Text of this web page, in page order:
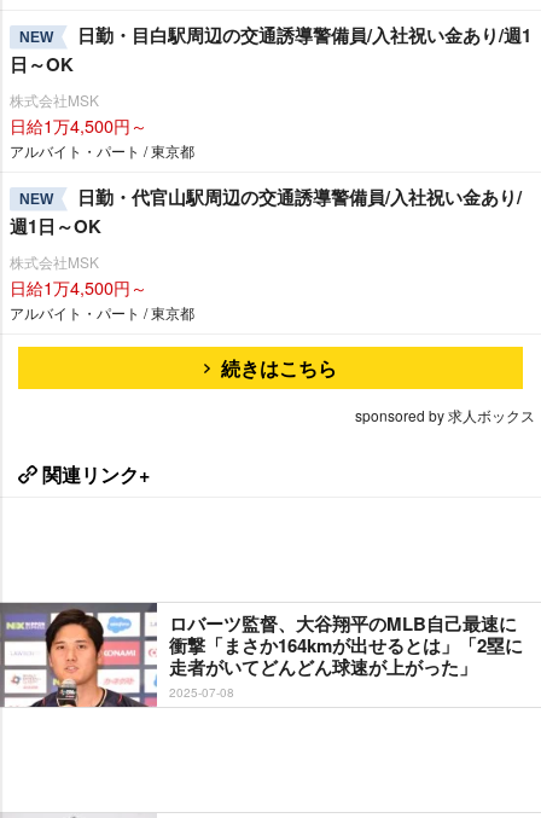
NEW
日勤・目白駅周辺の交通誘導警備員/入社祝い金あり/週1
日～OK
株式会社MSK
日給1万4,500円～
アルバイト・パート / 東京都
NEW
日勤・代官山駅周辺の交通誘導警備員/入社祝い金あり/
週1日～OK
株式会社MSK
日給1万4,500円～
アルバイト・パート / 東京都
続きはこちら
sponsored by 求人ボックス
関連リンク+
ロバーツ監督、大谷翔平のMLB自己最速に
衝撃「まさか164kmが出せるとは」「2塁に
走者がいてどんどん球速が上がった」
2025-07-08